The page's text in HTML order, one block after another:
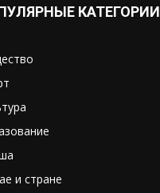
КАТЕГОРИИ
и стране